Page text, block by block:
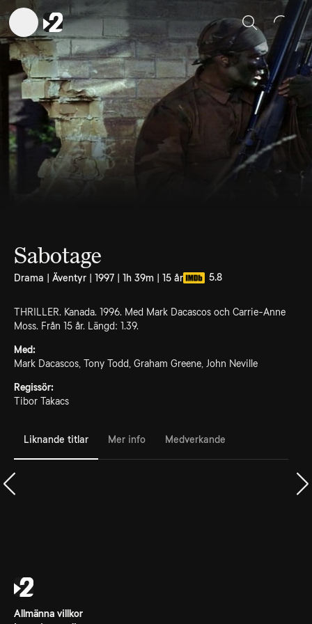
Sök
Sabotage
Drama | Äventyr | 1997 | 1h 39m | 15 år 5.8
THRILLER. Kanada. 1996. Med Mark Dacascos och Carrie-Anne
Moss. Från 15 år. Längd: 1.39.
Med:
Mark Dacascos, Tony Todd, Graham Greene, John Neville
Regissör:
Tibor Takacs
Liknande titlar Mer info Medverkande
Allmänna villkor